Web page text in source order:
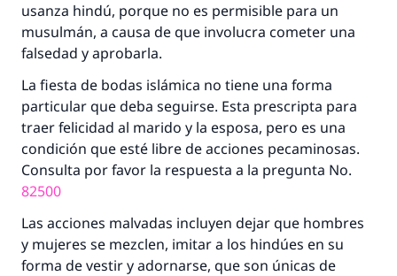
usanza hindú, porque no es permisible para un
musulmán, a causa de que involucra cometer una
falsedad y aprobarla.
La fiesta de bodas islámica no tiene una forma
particular que deba seguirse. Esta prescripta para
traer felicidad al marido y la esposa, pero es una
condición que esté libre de acciones pecaminosas.
Consulta por favor la respuesta a la pregunta No.
82500
Las acciones malvadas incluyen dejar que hombres
y mujeres se mezclen, imitar a los hindúes en su
forma de vestir y adornarse, que son únicas de